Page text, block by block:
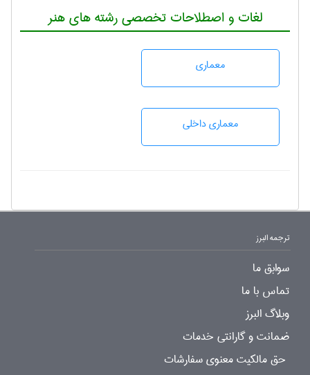
لغات و اصطلاحات تخصصی رشته های هنر
معماری
معماری داخلی
ترجمه البرز
سوابق ما
تماس با ما
وبلاگ البرز
ضمانت و گارانتی خدمات
حق مالکیت معنوی سفارشات